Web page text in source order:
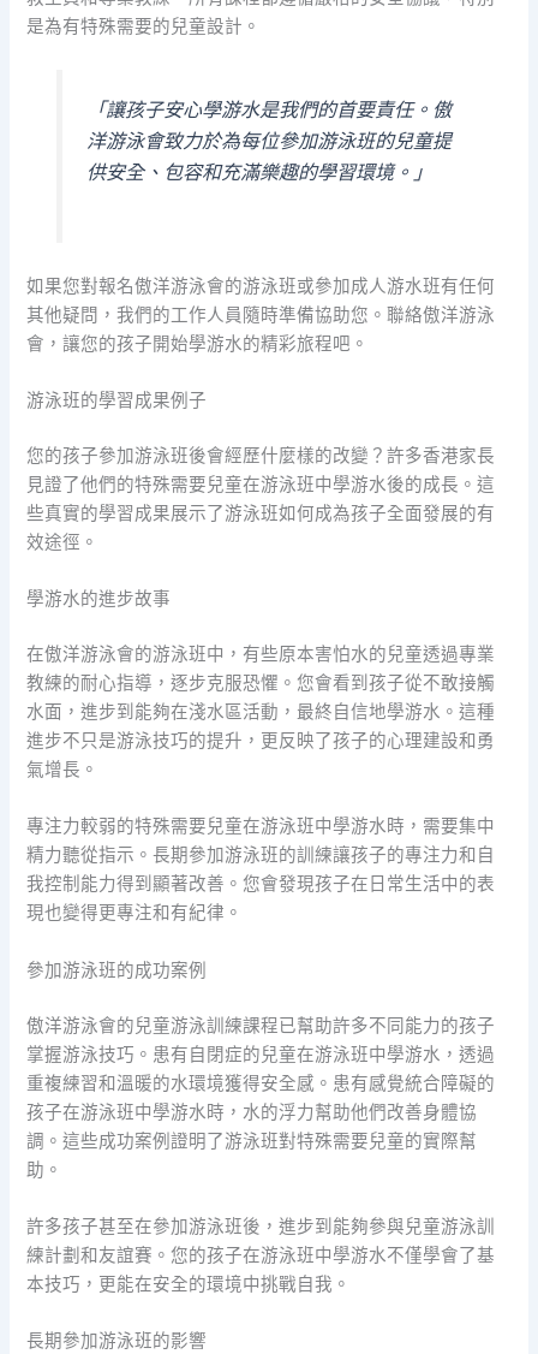
是為有特殊需要的兒童設計。
「讓孩子安心學游水是我們的首要責任。傲
洋游泳會致力於為每位參加游泳班的兒童提
供安全、包容和充滿樂趣的學習環境。」
如果您對報名傲洋游泳會的游泳班或參加成人游水班有任何
其他疑問，我們的工作人員隨時準備協助您。聯絡傲洋游泳
會，讓您的孩子開始學游水的精彩旅程吧。
游泳班的學習成果例子
您的孩子參加游泳班後會經歷什麼樣的改變？許多香港家長
見證了他們的特殊需要兒童在游泳班中學游水後的成長。這
些真實的學習成果展示了游泳班如何成為孩子全面發展的有
效途徑。
學游水的進步故事
在傲洋游泳會的游泳班中，有些原本害怕水的兒童透過專業
教練的耐心指導，逐步克服恐懼。您會看到孩子從不敢接觸
水面，進步到能夠在淺水區活動，最終自信地學游水。這種
進步不只是游泳技巧的提升，更反映了孩子的心理建設和勇
氣增長。
專注力較弱的特殊需要兒童在游泳班中學游水時，需要集中
精力聽從指示。長期參加游泳班的訓練讓孩子的專注力和自
我控制能力得到顯著改善。您會發現孩子在日常生活中的表
現也變得更專注和有紀律。
參加游泳班的成功案例
傲洋游泳會的兒童游泳訓練課程已幫助許多不同能力的孩子
掌握游泳技巧。患有自閉症的兒童在游泳班中學游水，透過
重複練習和溫暖的水環境獲得安全感。患有感覺統合障礙的
孩子在游泳班中學游水時，水的浮力幫助他們改善身體協
調。這些成功案例證明了游泳班對特殊需要兒童的實際幫
助。
許多孩子甚至在參加游泳班後，進步到能夠參與兒童游泳訓
練計劃和友誼賽。您的孩子在游泳班中學游水不僅學會了基
本技巧，更能在安全的環境中挑戰自我。
長期參加游泳班的影響